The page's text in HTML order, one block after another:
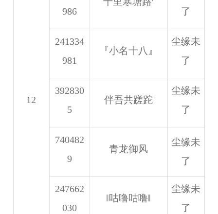
12
986
了
241334
981
『小名十八』
尘缘未
了
392830
5
伴吾共蹉跎
尘缘未
了
740482
9
青龙御风
尘缘未
了
247662
030
‖咕噜咕噜‖
尘缘未
了